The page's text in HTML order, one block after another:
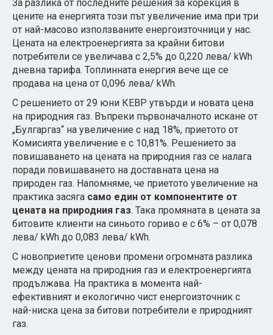
За разлика от последните решения за корекция в
цените на енергията този път увеличение има при три
от най-масово използваните енергоизточници у нас.
Цената на електроенергията за крайни битови
потребители се увеличава с 2,5% до 0,220 лева/ kWh
дневна тарифа. Топлинната енергия вече ще се
продава на цена от 0,096 лева/ kWh.
С решението от 29 юни КЕВР утвърди и новата цена
на природния газ. Въпреки първоначалното искане от
„Булгаргаз“ на увеличение с над 18%, приетото от
Комисията увеличение е с 10,81%. Решението за
повишаването на цената на природния газ се налага
поради повишаването на доставната цена на
природен газ. Напомняме, че приетото увеличение на
практика засяга само един от компонентите от
цената на природния газ. Така промяната в цената за
битовите клиенти на синьото гориво е с 6% – от 0,078
лева/ kWh до 0,083 лева/ kWh.
С новоприетите ценови промени огромната разлика
между цената на природния газ и електроенергията
продължава. На практика в момента най-
ефективният и екологично чист енергоизточник с
най-ниска цена за битови потребители е природният
газ.